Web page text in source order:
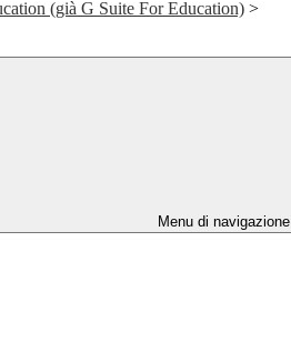
(già G Suite For Education) >
Menu di navigazione